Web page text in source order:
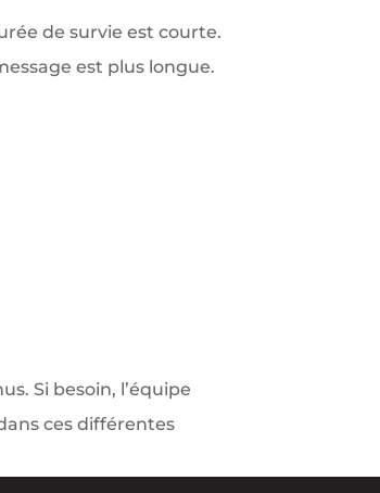
de survie est courte.
est plus longue.
Si besoin, l’équipe
ces différentes